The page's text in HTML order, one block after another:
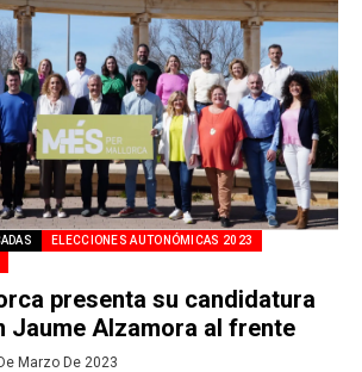
ELECCIONES AUTONÓMICAS 2023
presenta su candidatura
Jaume Alzamora al frente
Marzo De 2023